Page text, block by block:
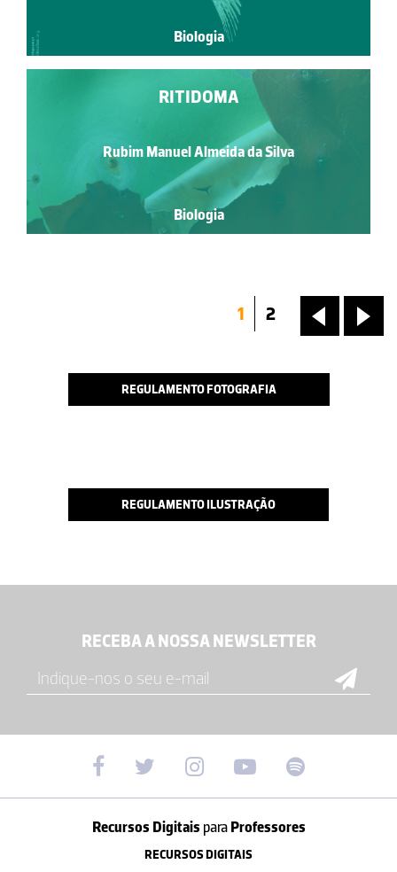
Biologia
RITIDOMA
Rubim Manuel Almeida da Silva
Biologia
«
1 2 »
REGULAMENTO FOTOGRAFIA
REGULAMENTO ILUSTRAÇÃO
RECEBA A NOSSA NEWSLETTER
Recursos Digitais paraProfessores
RECURSOS DIGITAIS